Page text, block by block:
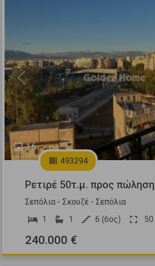
16
Previous
493294
Ρετιρέ 50τ.μ. προς πώληση
Σεπόλια - Σκουζέ - Σεπόλια
1
1 6 (6ος) 50
240.000 €